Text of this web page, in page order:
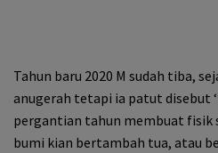
Tahun baru 2020 M sudah tiba,
anugerah tetapi ia patut disebut
pergantian tahun membuat fisik
bumi kian bertambah tua, atau